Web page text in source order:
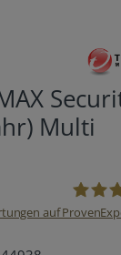
Multi
auf